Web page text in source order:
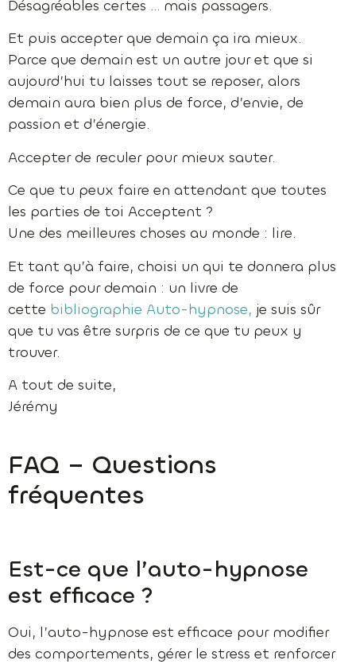
Désagréables certes … mais passagers.
Et puis accepter que demain ça ira mieux.
Parce que demain est un autre jour et que si
aujourd’hui tu laisses tout se reposer, alors
demain aura bien plus de force, d’envie, de
passion et d’énergie.
Accepter de reculer pour mieux sauter.
Ce que tu peux faire en attendant que toutes
les parties de toi Acceptent ?
Une des meilleures choses au monde : lire.
Et tant qu’à faire, choisi un qui te donnera plus
de force pour demain : un livre de
cette bibliographie Auto-hypnose, je suis sûr
que tu vas être surpris de ce que tu peux y
trouver.
A tout de suite,
Jérémy
FAQ – Questions
fréquentes
Est-ce que l’auto-hypnose
est efficace ?
Oui, l’auto-hypnose est efficace pour modifier
des comportements, gérer le stress et renforcer